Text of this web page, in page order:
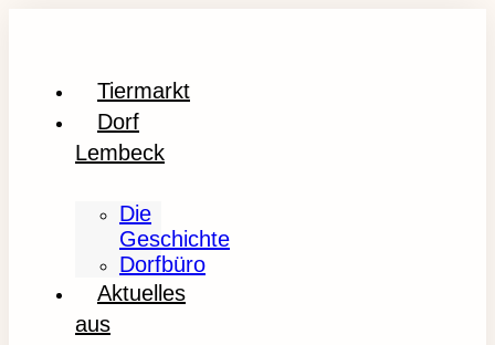
Tiermarkt
Dorf
Lembeck
Die
Geschichte
Dorfbüro
Aktuelles
aus